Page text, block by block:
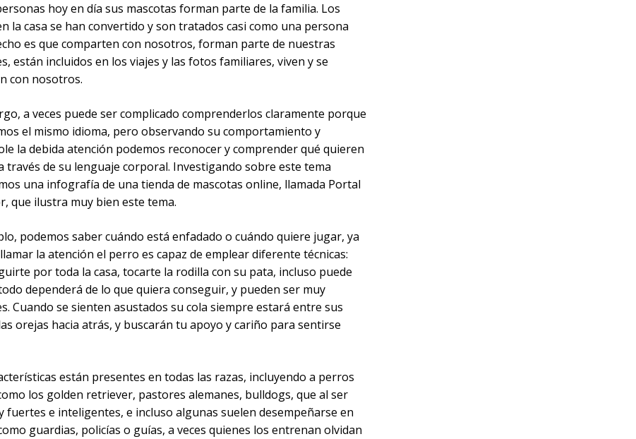
hoy en día sus mascotas forman parte de la familia. Los
la casa se han convertido y son tratados casi como una persona
es que comparten con nosotros, forman parte de nuestras
están incluidos en los viajes y las fotos familiares, viven y se
con nosotros.
a veces puede ser complicado comprenderlos claramente porque
el mismo idioma, pero observando su comportamiento y
la debida atención podemos reconocer y comprender qué quieren
través de su lenguaje corporal. Investigando sobre este tema
una infografía de una tienda de mascotas online, llamada Portal
que ilustra muy bien este tema.
podemos saber cuándo está enfadado o cuándo quiere jugar, ya
la atención el perro es capaz de emplear diferente técnicas:
por toda la casa, tocarte la rodilla con su pata, incluso puede
dependerá de lo que quiera conseguir, y pueden ser muy
Cuando se sienten asustados su cola siempre estará entre sus
orejas hacia atrás, y buscarán tu apoyo y cariño para sentirse
están presentes en todas las razas, incluyendo a perros
los golden retriever, pastores alemanes, bulldogs, que al ser
fuertes e inteligentes, e incluso algunas suelen desempeñarse en
guardias, policías o guías, a veces quienes los entrenan olvidan